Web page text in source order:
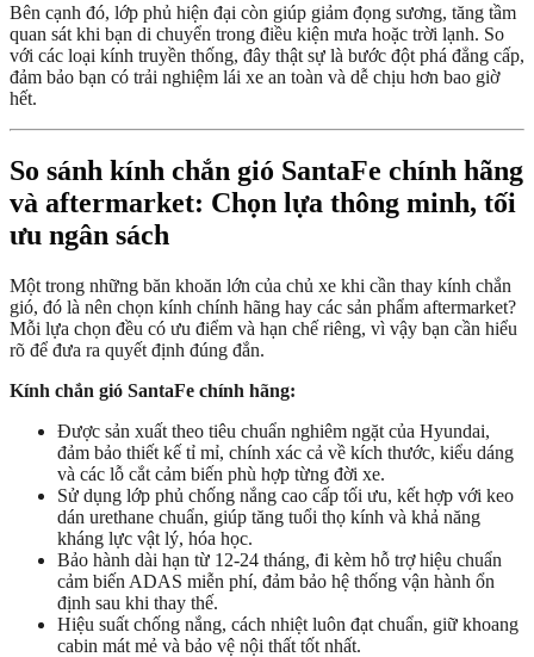
Bên cạnh đó, lớp phủ hiện đại còn giúp giảm đọng sương, tăng tầm
quan sát khi bạn di chuyển trong điều kiện mưa hoặc trời lạnh. So
với các loại kính truyền thống, đây thật sự là bước đột phá đẳng cấp,
đảm bảo bạn có trải nghiệm lái xe an toàn và dễ chịu hơn bao giờ
hết.
So sánh kính chắn gió SantaFe chính hãng
và aftermarket: Chọn lựa thông minh, tối
ưu ngân sách
Một trong những băn khoăn lớn của chủ xe khi cần thay kính chắn
gió, đó là nên chọn kính chính hãng hay các sản phẩm aftermarket?
Mỗi lựa chọn đều có ưu điểm và hạn chế riêng, vì vậy bạn cần hiểu
rõ để đưa ra quyết định đúng đắn.
Kính chắn gió SantaFe chính hãng:
Được sản xuất theo tiêu chuẩn nghiêm ngặt của Hyundai,
đảm bảo thiết kế tỉ mỉ, chính xác cả về kích thước, kiểu dáng
và các lỗ cắt cảm biến phù hợp từng đời xe.
Sử dụng lớp phủ chống nắng cao cấp tối ưu, kết hợp với keo
dán urethane chuẩn, giúp tăng tuổi thọ kính và khả năng
kháng lực vật lý, hóa học.
Bảo hành dài hạn từ 12-24 tháng, đi kèm hỗ trợ hiệu chuẩn
cảm biến ADAS miễn phí, đảm bảo hệ thống vận hành ổn
định sau khi thay thế.
Hiệu suất chống nắng, cách nhiệt luôn đạt chuẩn, giữ khoang
cabin mát mẻ và bảo vệ nội thất tốt nhất.